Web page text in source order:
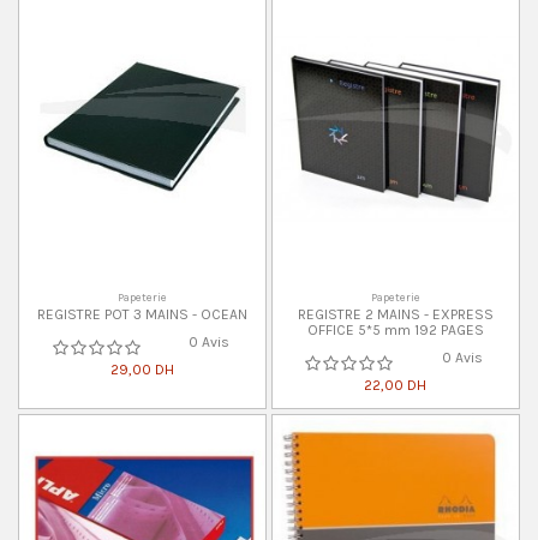
Papeterie
REGISTRE POT 3 MAINS - OCEAN
0 Avis
29,00 DH
Papeterie
REGISTRE 2 MAINS - EXPRESS
OFFICE 5*5 mm 192 PAGES
0 Avis
22,00 DH